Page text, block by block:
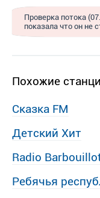
Проверка потока
показала что он не
Похожие
Сказка FM
Детский Хит
Radio
Ребячья